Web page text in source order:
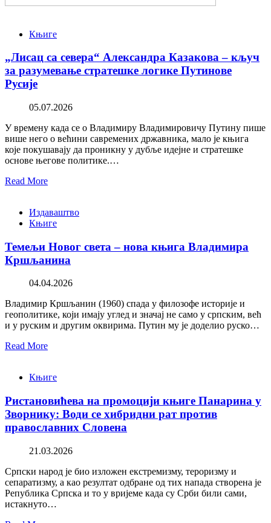
Књиге
„Лисац са севера“ Александра Казакова – кључ
за разумевање стратешке логике Путинове
Русије
05.07.2026
У времену када се о Владимиру Владимировичу Путину пише
више него о већини савремених државника, мало је књига
које покушавају да проникну у дубље идејне и стратешке
основе његове политике.…
Read More
Издаваштво
Књиге
Темељи Новог света – нова књига Владимира
Кршљанина
04.04.2026
Владимир Кршљанин (1960) спада у филозофе историје и
геополитике, који имају углед и значај не само у српским, већ
и у руским и другим оквирима. Путин му је доделио руско…
Read More
Књиге
Ристановићева на промоцији књиге Панарина у
Зворнику: Води се хибридни рат против
православних Словена
21.03.2026
Српски народ је био изложен екстремизму, тероризму и
сепаратизму, а као резултат одбране од тих напада створена је
Република Српска и то у вријеме када су Срби били сами,
истакнуто…